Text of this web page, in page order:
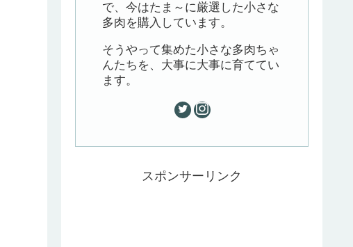
で、今はたま～に厳選した小さな
多肉を購入しています。
そうやって集めた小さな多肉ちゃ
んたちを、大事に大事に育ててい
ます。
スポンサーリンク